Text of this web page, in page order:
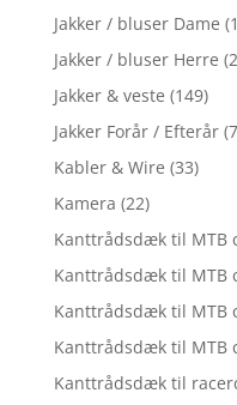
Jakker / bluser Dame
Jakker / bluser Herre
Jakker & veste (149)
Jakker Forår / Efterår
Kabler & Wire (33)
Kamera (22)
Kanttrådsdæk til MTB
Kanttrådsdæk til MTB
Kanttrådsdæk til MTB
Kanttrådsdæk til MTB
Kanttrådsdæk til